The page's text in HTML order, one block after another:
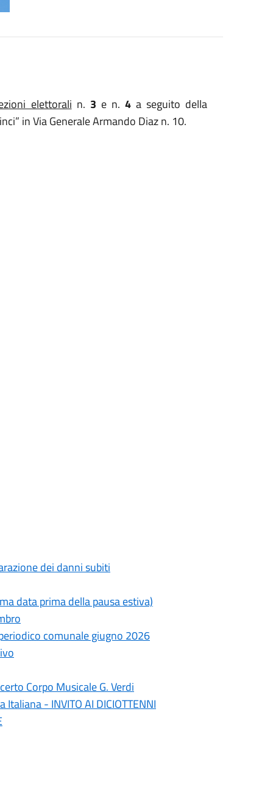
elettorali n. 3 e n. 4 a seguito della
in Via Generale Armando Diaz n. 10.
dei danni subiti
data prima della pausa estiva)
comunale giugno 2026
Corpo Musicale G. Verdi
- INVITO AI DICIOTTENNI